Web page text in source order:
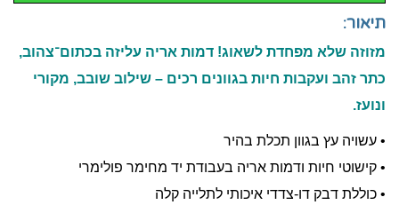
תיאור:
מזוזה שלא מפחדת לשאוג! דמות אריה עליזה בכתום־צהוב,
כתר זהב ועקבות חיות בגוונים רכים – שילוב שובב, מקורי
ונועז.
• עשויה עץ בגוון תכלת בהיר
• קישוטי חיות ודמות אריה בעבודת יד מחימר פולימרי
• כוללת דבק דו-צדדי איכותי לתלייה קלה